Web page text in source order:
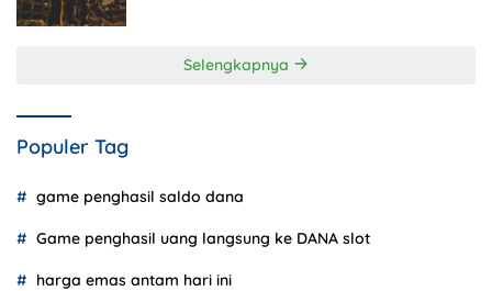
Selengkapnya
Populer Tag
game penghasil saldo dana
Game penghasil uang langsung ke DANA slot
harga emas antam hari ini